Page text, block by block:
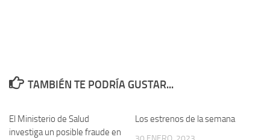
TAMBIÉN TE PODRÍA GUSTAR...
El Ministerio de Salud
investiga un posible fraude en
Los estrenos de la semana